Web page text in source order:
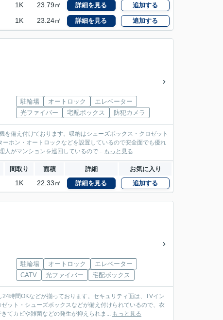
1K 23.79㎡ 詳細を見る 追加する
1K 23.24㎡ 詳細を見る 追加する
駐輪場 オートロック
エレベーター
光ファイバー
宅配ボックス 防犯カメラ
備え付けております。収納はシューズボックス・クロゼット
ホン・オートロックなどを設置しているので安全面でも優れ
人がマンションを巡回しているので... もっと見る
間取り 面積 詳細 お気に入り
1K 22.33㎡ 詳細を見る 追加する
駐輪場 オートロック
エレベーター
CATV
光ファイバー 宅配ボックス
時間OKなどが揃っております。セキュリティ面は、TVイン
ット・シューズボックスなどが備え付けられているので、衣
てカビや雑菌などの発生が抑えられま... もっと見る